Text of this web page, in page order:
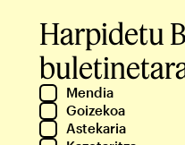
Harpidetu
Mendia
Goizekoa
Astekaria